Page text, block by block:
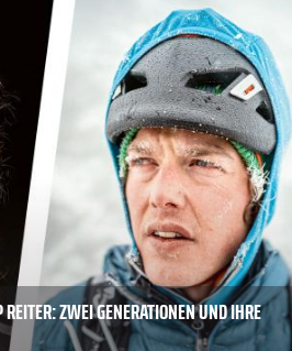
ZWEI GENERATIONEN UND IHRE